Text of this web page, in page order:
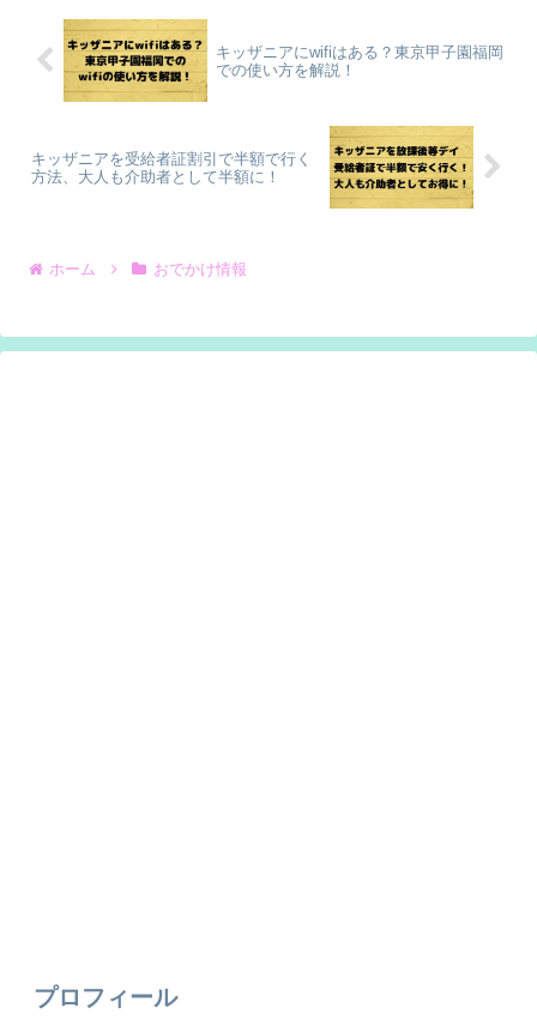
キッザニアにwifiはある？東京甲子園福岡
での使い方を解説！
キッザニアを受給者証割引で半額で行く
方法、大人も介助者として半額に！
ホーム おでかけ情報
プロフィール